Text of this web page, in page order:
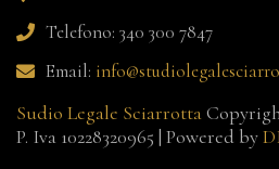
Telefono: 340 300 7847
Email:
Sudio Legale Sciarrotta
P. Iva 10228320965 | Powered by